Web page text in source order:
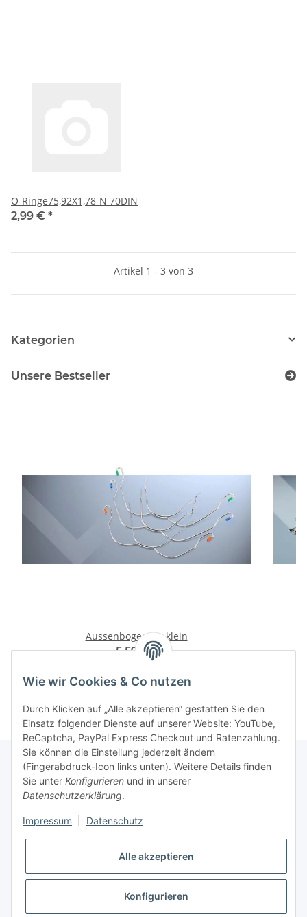
O-Ringe75,92X1,78-N 70DIN
2,99 € *
Artikel 1 - 3 von 3
Kategorien
Unsere Bestseller
Aussenbogen K - klein
5,59 €*
Rechtliche Hinweise
Produktinformationen
Wie wir Cookies & Co nutzen
Durch Klicken auf „Alle akzeptieren“ gestatten Sie den
Einsatz folgender Dienste auf unserer Website: YouTube,
ReCaptcha, PayPal Express Checkout und Ratenzahlung.
Sie können die Einstellung jederzeit ändern
(Fingerabdruck-Icon links unten). Weitere Details finden
Sie unter Konfigurieren und in unserer
Datenschutzerklärung.
Impressum Datenschutz
Alle akzeptieren
Konfigurieren